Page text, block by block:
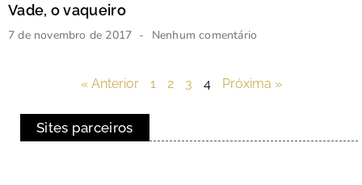
Vade, o vaqueiro
7 de novembro de 2017 Nenhum comentário
« Anterior 1 2 3 4 Próxima »
Sites parceiros